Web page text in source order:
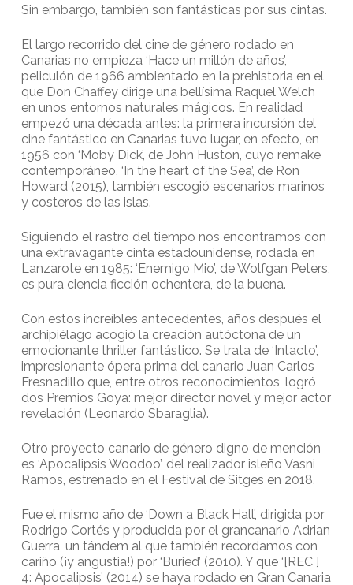
Sin embargo, también son fantásticas por sus cintas.
El largo recorrido del cine de género rodado en
Canarias no empieza ‘Hace un millón de años’,
peliculón de 1966 ambientado en la prehistoria en el
que Don Chaffey dirige una bellísima Raquel Welch
en unos entornos naturales mágicos. En realidad
empezó una década antes: la primera incursión del
cine fantástico en Canarias tuvo lugar, en efecto, en
1956 con ‘Moby Dick’, de John Huston, cuyo remake
contemporáneo, ‘In the heart of the Sea’, de Ron
Howard (2015), también escogió escenarios marinos
y costeros de las islas.
Siguiendo el rastro del tiempo nos encontramos con
una extravagante cinta estadounidense, rodada en
Lanzarote en 1985: ‘Enemigo Mio’, de Wolfgan Peters,
es pura ciencia ficción ochentera, de la buena.
Con estos increíbles antecedentes, años después el
archipiélago acogió la creación autóctona de un
emocionante thriller fantástico. Se trata de ‘Intacto’,
impresionante ópera prima del canario Juan Carlos
Fresnadillo que, entre otros reconocimientos, logró
dos Premios Goya: mejor director novel y mejor actor
revelación (Leonardo Sbaraglia).
Otro proyecto canario de género digno de mención
es ‘Apocalipsis Woodoo’, del realizador isleño Vasni
Ramos, estrenado en el Festival de Sitges en 2018.
Fue el mismo año de ‘Down a Black Hall’, dirigida por
Rodrigo Cortés y producida por el grancanario Adrian
Guerra, un tándem al que también recordamos con
cariño (¡y angustia!) por ‘Buried’ (2010). Y que ‘[REC ]
4: Apocalipsis’ (2014) se haya rodado en Gran Canaria